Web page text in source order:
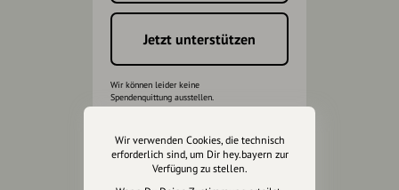
Jetzt unterstützen
Wir können leider keine
Spendenquittung ausstellen.
Wir verwenden Cookies, die technisch
erforderlich sind, um Dir hey.bayern zur
Verfügung zu stellen.